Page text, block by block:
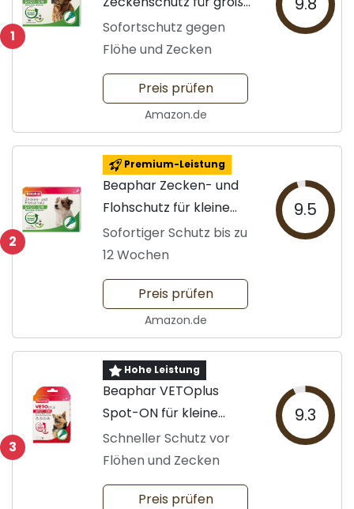
1
Hunde
Sofortschutz gegen
Flöhe und Zecken
Preis prüfen
Amazon.de
2
Premium-Leistung
Beaphar Zecken- und
Flohschutz für kleine
Hunde
Sofortiger Schutz bis zu
12 Wochen
9.5
Preis prüfen
Amazon.de
3
Hohe Leistung
Beaphar VETOplus
Spot-ON für kleine
Hunde
Schneller Schutz vor
Flöhen und Zecken
9.3
Preis prüfen